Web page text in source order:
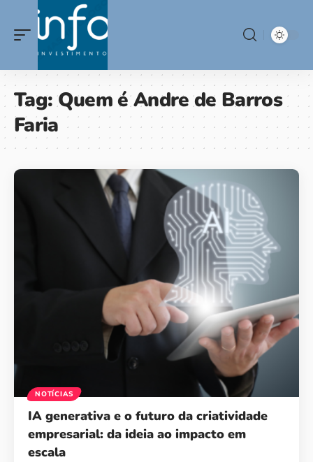
Tag:Quem é Andre de Barros
Faria
NOTÍCIAS
IA generativa e o futuro da criatividade
empresarial: da ideia ao impacto em
escala